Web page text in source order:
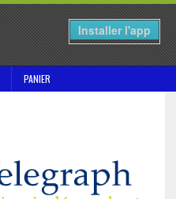
Installer l'app
PANIER